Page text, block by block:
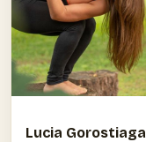
Lucia Gorostiaga